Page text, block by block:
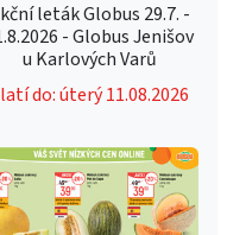
leták Globus 29.7. -
- Globus Jenišov
u Karlových Varů
do: úterý 11.08.2026